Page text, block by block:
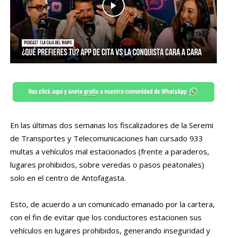
En las últimas dos semanas los fiscalizadores de la Seremi
de Transportes y Telecomunicaciones han cursado 933
multas a vehículos mal estacionados (frente a paraderos,
lugares prohibidos, sobre veredas o pasos peatonales)
solo en el centro de Antofagasta.
Esto, de acuerdo a un comunicado emanado por la cartera,
con el fin de evitar que los conductores estacionen sus
vehículos en lugares prohibidos, generando inseguridad y